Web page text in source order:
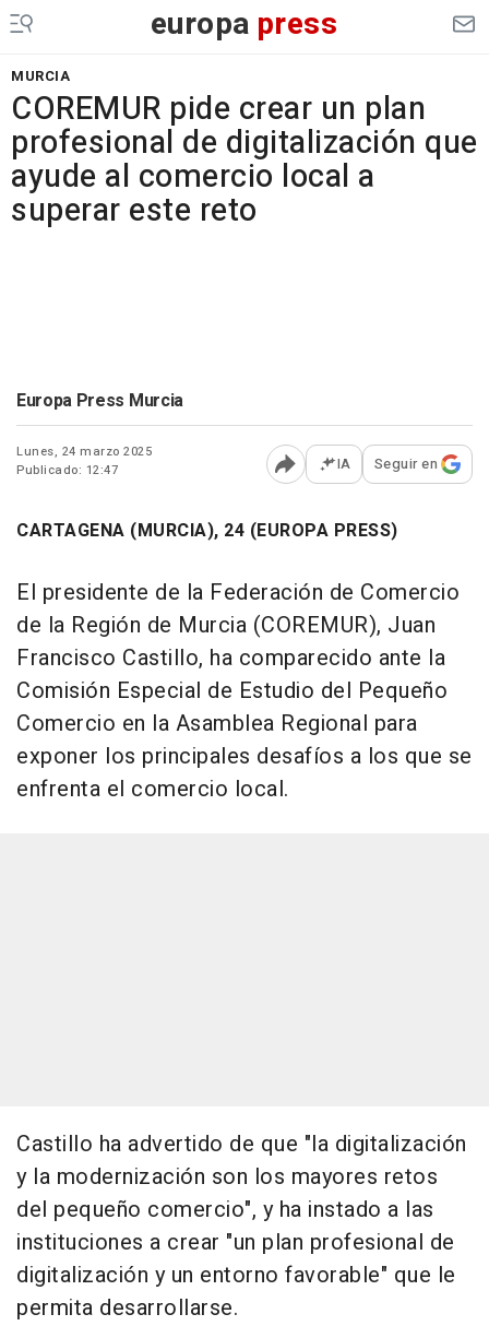
europa press
MURCIA
COREMUR pide crear un plan
profesional de digitalización que
ayude al comercio local a
superar este reto
Europa Press Murcia
Lunes, 24 marzo 2025
Publicado: 12:47
Abrir opciones para
IA Seguir en
CARTAGENA (MURCIA), 24 (EUROPA PRESS)
El presidente de la Federación de Comercio
de la Región de Murcia (COREMUR), Juan
Francisco Castillo, ha comparecido ante la
Comisión Especial de Estudio del Pequeño
Comercio en la Asamblea Regional para
exponer los principales desafíos a los que se
enfrenta el comercio local.
Castillo ha advertido de que "la digitalización
y la modernización son los mayores retos
del pequeño comercio", y ha instado a las
instituciones a crear "un plan profesional de
digitalización y un entorno favorable" que le
permita desarrollarse.